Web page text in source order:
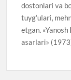
dostonlari va
tuyg’ulari,
etgan.
asarlari»